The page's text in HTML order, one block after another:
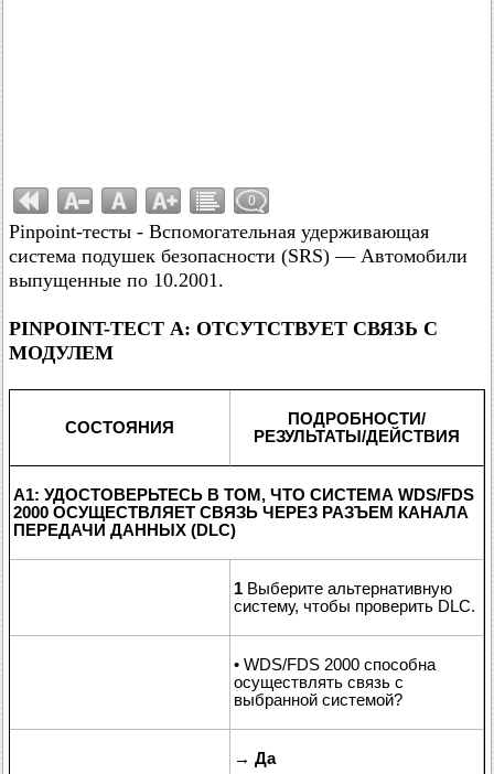
0
Pinpoint-тесты - Вспомогательная удерживающая
система подушек безопасности (SRS) — Автомобили
выпущенные по 10.2001.
PINPOINT-ТЕСТ A: ОТСУТСТВУЕТ СВЯЗЬ С
МОДУЛЕМ
СОСТОЯНИЯ
ПОДРОБНОСТИ/
РЕЗУЛЬТАТЫ/ДЕЙСТВИЯ
A1: УДОСТОВЕРЬТЕСЬ В ТОМ, ЧТО СИСТЕМА WDS/FDS
2000 ОСУЩЕСТВЛЯЕТ СВЯЗЬ ЧЕРЕЗ РАЗЪЕМ КАНАЛА
ПЕРЕДАЧИ ДАННЫХ (DLC)
1 Выберите альтернативную
систему, чтобы проверить DLC.
• WDS/FDS 2000 способна
осуществлять связь с
выбранной системой?
→ Да